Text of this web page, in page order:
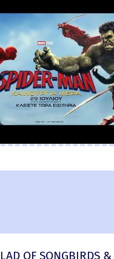
OF SONGBIRDS